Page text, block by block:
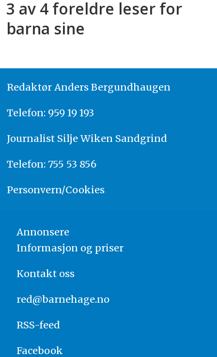
3 av 4 foreldre leser for
barna sine
Redaktør Anders Bergundhaugen
Telefon: 959 19 193
Journalist Silje Wiken Sandgrind
Telefon: 755 53 856
Personvern/Cookies
Annonsere
Informasjon og priser
Kontakt oss
red@barnehage.no
RSS-feed
Facebook